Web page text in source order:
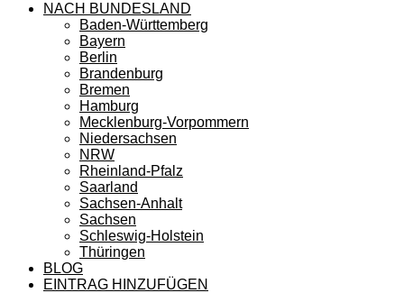
NACH BUNDESLAND
Baden-Württemberg
Bayern
Berlin
Brandenburg
Bremen
Hamburg
Mecklenburg-Vorpommern
Niedersachsen
NRW
Rheinland-Pfalz
Saarland
Sachsen-Anhalt
Sachsen
Schleswig-Holstein
Thüringen
BLOG
EINTRAG HINZUFÜGEN